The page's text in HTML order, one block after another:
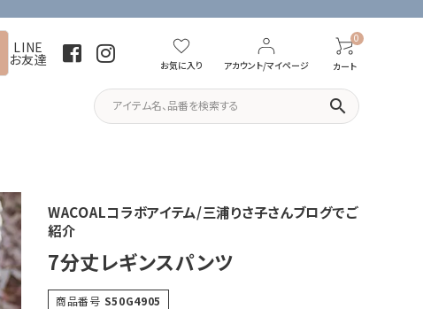
LINE
お友達 お気に入り アカウント/マイページ
0
カート
パーカー・トレーナー
search
WACOALコラボアイテム/三浦りさ子さんブログでご
紹介
7分丈レギンスパンツ
商品番号 S50G4905